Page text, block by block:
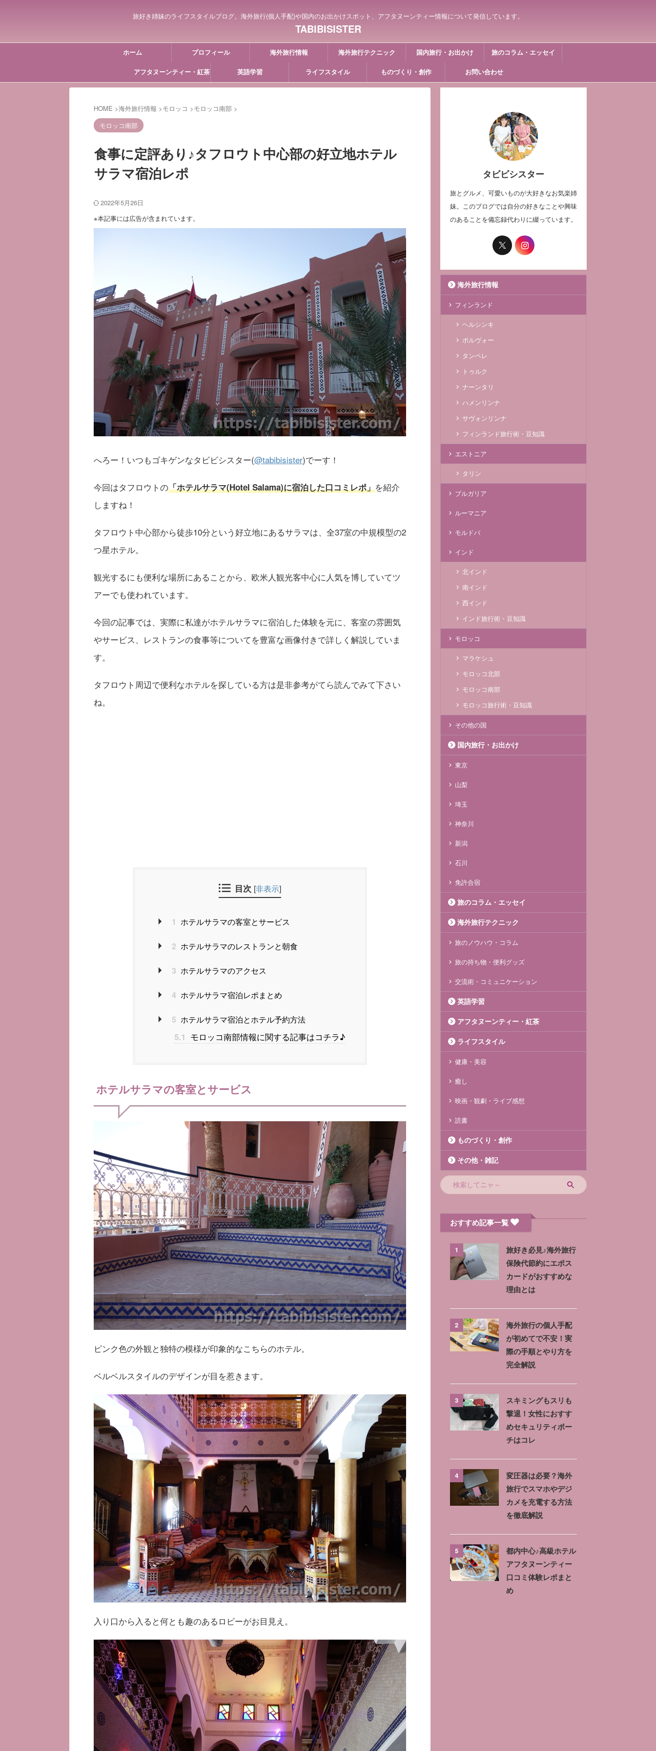
旅好き姉妹のライフスタイルブログ。海外旅行(個人手配)や国内のお出かけスポット、アフタヌーンティー情報について発信しています。
TABIBISISTER
ホーム プロフィール 海外旅行情報 海外旅行テクニック 国内旅行・お出かけ 旅のコラム・エッセイ
アフタヌーンティー・紅茶 英語学習 ライフスタイル ものづくり・創作 お問い合わせ
HOME >海外旅行情報 >モロッコ >モロッコ南部 >
モロッコ南部
食事に定評あり♪タフロウト中心部の好立地ホテル
サラマ宿泊レポ
2022年5月26日
※本記事には広告が含まれています。
へろー！いつもゴキゲンなタビビシスター(@tabibisister)でーす！
今回はタフロウトの「ホテルサラマ(Hotel Salama)に宿泊した口コミレポ」を紹介
しますね！
タフロウト中心部から徒歩10分という好立地にあるサラマは、全37室の中規模型の2
つ星ホテル。
観光するにも便利な場所にあることから、欧米人観光客中心に人気を博していてツ
アーでも使われています。
今回の記事では、実際に私達がホテルサラマに宿泊した体験を元に、客室の雰囲気
やサービス、レストランの食事等についてを豊富な画像付きで詳しく解説していま
す。
タフロウト周辺で便利なホテルを探している方は是非参考がてら読んでみて下さい
ね。
目次 [非表示]
1 ホテルサラマの客室とサービス
2 ホテルサラマのレストランと朝食
3 ホテルサラマのアクセス
4 ホテルサラマ宿泊レポまとめ
5 ホテルサラマ宿泊とホテル予約方法
5.1 モロッコ南部情報に関する記事はコチラ♪
ホテルサラマの客室とサービス
ピンク色の外観と独特の模様が印象的なこちらのホテル。
ベルベルスタイルのデザインが目を惹きます。
入り口から入ると何とも趣のあるロビーがお目見え。
タビビシスター
旅とグルメ、可愛いものが大好きなお気楽姉
妹。このブログでは自分の好きなことや興味
のあることを備忘録代わりに綴っています。
海外旅行情報
フィンランド
ヘルシンキ
ポルヴォー
タンペレ
トゥルク
ナーンタリ
ハメンリンナ
サヴォンリンナ
フィンランド旅行術・豆知識
エストニア
タリン
ブルガリア
ルーマニア
モルドバ
インド
北インド
南インド
西インド
インド旅行術・豆知識
モロッコ
マラケシュ
モロッコ北部
モロッコ南部
モロッコ旅行術・豆知識
その他の国
国内旅行・お出かけ
東京
山梨
埼玉
神奈川
新潟
石川
免許合宿
旅のコラム・エッセイ
海外旅行テクニック
旅のノウハウ・コラム
旅の持ち物・便利グッズ
交流術・コミュニケーション
英語学習
アフタヌーンティー・紅茶
ライフスタイル
健康・美容
癒し
映画・観劇・ライブ感想
読書
ものづくり・創作
その他・雑記
おすすめ記事一覧
1
旅好き必見♪海外旅行
保険代節約にエポス
カードがおすすめな
理由とは
2
海外旅行の個人手配
が初めてで不安！実
際の手順とやり方を
完全解説
3
スキミングもスリも
撃退！女性におすす
めセキュリティポー
チはコレ
4
変圧器は必要？海外
旅行でスマホやデジ
カメを充電する方法
を徹底解説
5
都内中心♪高級ホテル
アフタヌーンティー
口コミ体験レポまと
め